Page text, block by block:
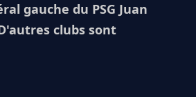
gauche du PSG Juan
clubs sont